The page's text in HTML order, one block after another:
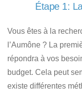
Étape 1:
Vous êtes à la
l’Aumône ? La
répondra à vos
budget. Cela peut
existe différentes